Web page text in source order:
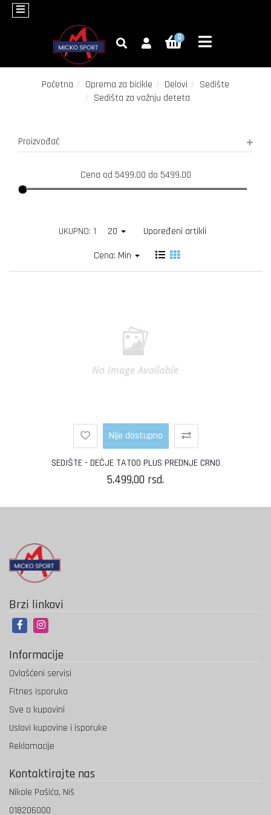
0
Oprema
Trotineti
Zimski
Početna Oprema za bicikle Delovi
Sedište
Sedišta za vožnju deteta
Proizvođač
Cena od 5499.00 do 5499.00
UKUPNO: 1 20
Upoređeni artikli
Cena: Min
Nije dostupno
SEDIŠTE - DEČJE TATOO PLUS PREDNJE CRNO
5.499,00 rsd.
Brzi linkovi
Informacije
Ovlašćeni servisi
Fitnes isporuka
Sve o kupovini
Uslovi kupovine i isporuke
Reklamacije
Kontaktirajte nas
Nikole Pašića, Niš
018206000